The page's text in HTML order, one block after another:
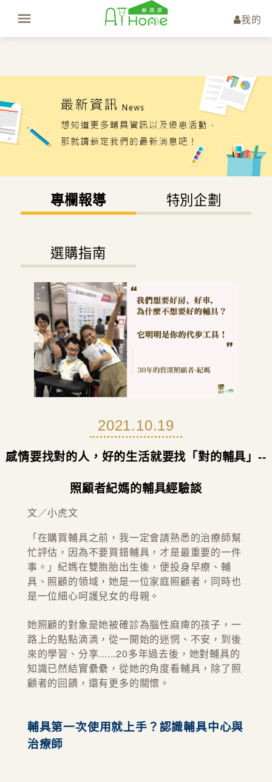
我的
專欄報導 特別企劃
選購指南
2021.10.19
感情要找對的人，好的生活就要找「對的輔具」--
照顧者紀媽的輔具經驗談
文／小虎文
「在購買輔具之前，我一定會請熟悉的治療師幫
忙評估，因為不要買錯輔具，才是最重要的一件
事。」紀媽在雙胞胎出生後，便投身早療、輔
具、照顧的領域，她是一位家庭照顧者，同時也
是一位細心呵護兒女的母親。
她照顧的對象是她被確診為腦性麻痺的孩子，一
路上的點點滴滴，從一開始的迷惘、不安，到後
來的學習、分享......20多年過去後，她對輔具的
知識已然結實纍纍，從她的角度看輔具，除了照
顧者的回饋，還有更多的關懷。
輔具第一次使用就上手？認識輔具中心與
治療師